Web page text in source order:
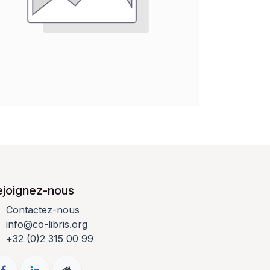
nous
Contactez-nous
info@co-libris.org
+32 (0)2 315 00 99